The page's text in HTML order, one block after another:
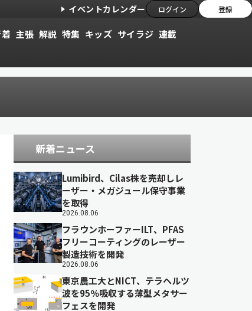
イベントカレンダー ログイン 登録
主張 解説 特集 キッズ サイラジ 連載
新着ニュース
Lumibird、Cilas株を売却しレ
ーザー・メガジュール保守事業
を取得
2026.08.06
フラウンホーファーILT、PFAS
フリーコーティングのレーザー
製造技術を開発
2026.08.06
東京農工大とNICT、テラヘルツ
波を95％吸収する薄型メタサー
フェスを開発